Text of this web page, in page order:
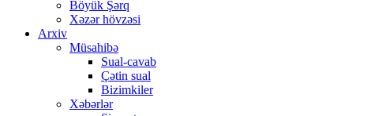
Böyük Şərq
Xəzər hövzəsi
Arxiv
Müsahibə
Sual-cavab
Çətin sual
Bizimkiler
Xəbərlər